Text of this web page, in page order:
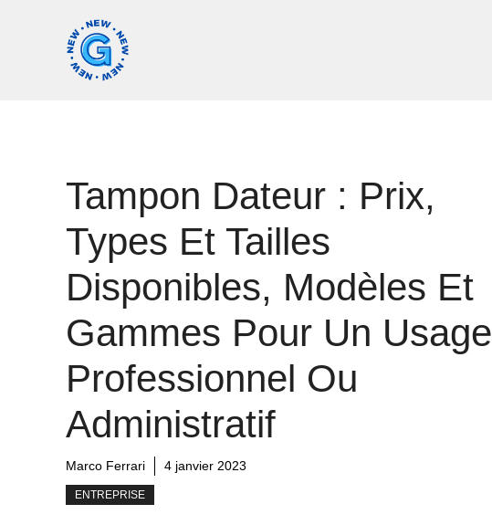
Tampon Dateur : Prix,
Types Et Tailles
Disponibles, Modèles Et
Gammes Pour Un Usage
Professionnel Ou
Administratif
Marco Ferrari 4 janvier 2023
ENTREPRISE